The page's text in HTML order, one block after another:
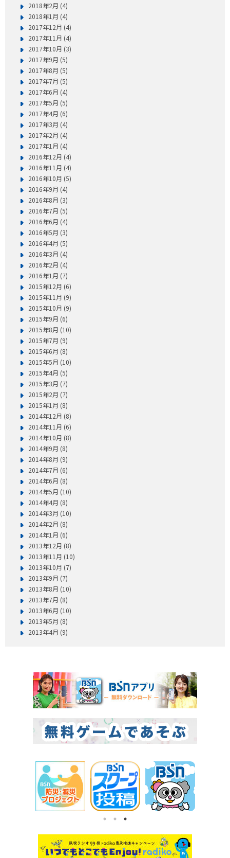
2018年2月 (4)
2018年1月 (4)
2017年12月 (4)
2017年11月 (4)
2017年10月 (3)
2017年9月 (5)
2017年8月 (5)
2017年7月 (5)
2017年6月 (4)
2017年5月 (5)
2017年4月 (6)
2017年3月 (4)
2017年2月 (4)
2017年1月 (4)
2016年12月 (4)
2016年11月 (4)
2016年10月 (5)
2016年9月 (4)
2016年8月 (3)
2016年7月 (5)
2016年6月 (4)
2016年5月 (3)
2016年4月 (5)
2016年3月 (4)
2016年2月 (4)
2016年1月 (7)
2015年12月 (6)
2015年11月 (9)
2015年10月 (9)
2015年9月 (6)
2015年8月 (10)
2015年7月 (9)
2015年6月 (8)
2015年5月 (10)
2015年4月 (5)
2015年3月 (7)
2015年2月 (7)
2015年1月 (8)
2014年12月 (8)
2014年11月 (6)
2014年10月 (8)
2014年9月 (8)
2014年8月 (9)
2014年7月 (6)
2014年6月 (8)
2014年5月 (10)
2014年4月 (8)
2014年3月 (10)
2014年2月 (8)
2014年1月 (6)
2013年12月 (8)
2013年11月 (10)
2013年10月 (7)
2013年9月 (7)
2013年8月 (10)
2013年7月 (8)
2013年6月 (10)
2013年5月 (8)
2013年4月 (9)